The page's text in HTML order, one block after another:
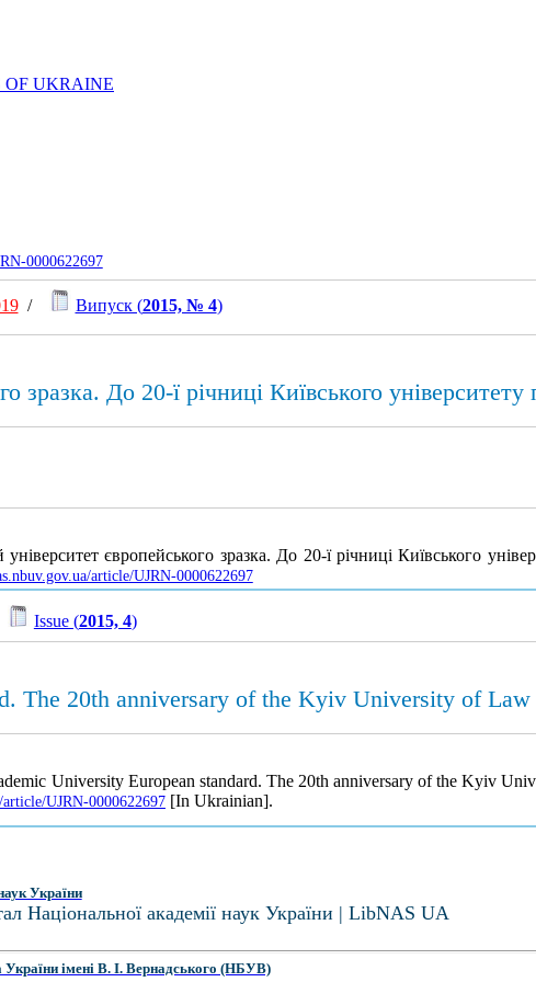
OF UKRAINE
0000622697
/ Випуск (2015, № 4)
зразка. До 20-ї річниці Київського
європейського зразка. До 20-ї річниці Київського
article/UJRN-0000622697
Issue (2015, 4)
The 20th anniversary of the Kyiv University of
University European standard. The 20th anniversary of the Kyiv
UJRN-0000622697[In Ukrainian].
України
Національної академії наук України | LibNAS UA
України імені В. І. Вернадського (НБУВ)